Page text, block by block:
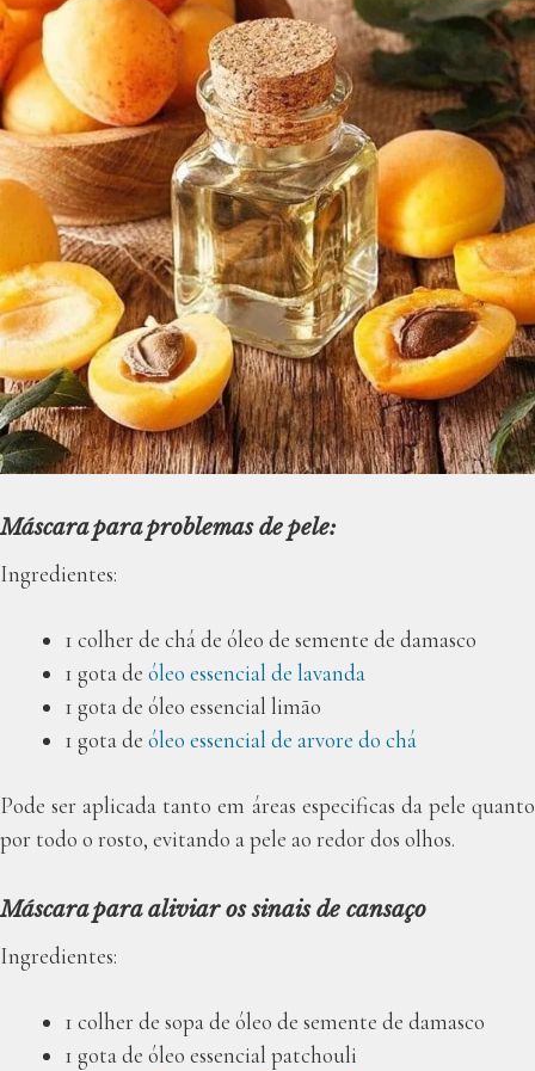
Máscara para problemas de pele:
Ingredientes:
1 colher de chá de óleo de semente de damasco
1 gota de óleo essencial de lavanda
1 gota de óleo essencial limão
1 gota de óleo essencial de arvore do chá
Pode ser aplicada tanto em áreas especificas da pele quanto
por todo o rosto, evitando a pele ao redor dos olhos.
Máscara para aliviar os sinais de cansaço
Ingredientes:
1 colher de sopa de óleo de semente de damasco
1 gota de óleo essencial patchouli